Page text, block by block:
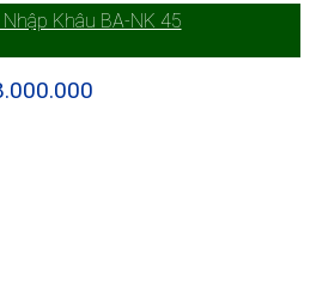
Nhập Khâu BA-NK 45